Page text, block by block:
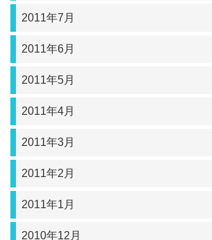
2011年7月
2011年6月
2011年5月
2011年4月
2011年3月
2011年2月
2011年1月
2010年12月